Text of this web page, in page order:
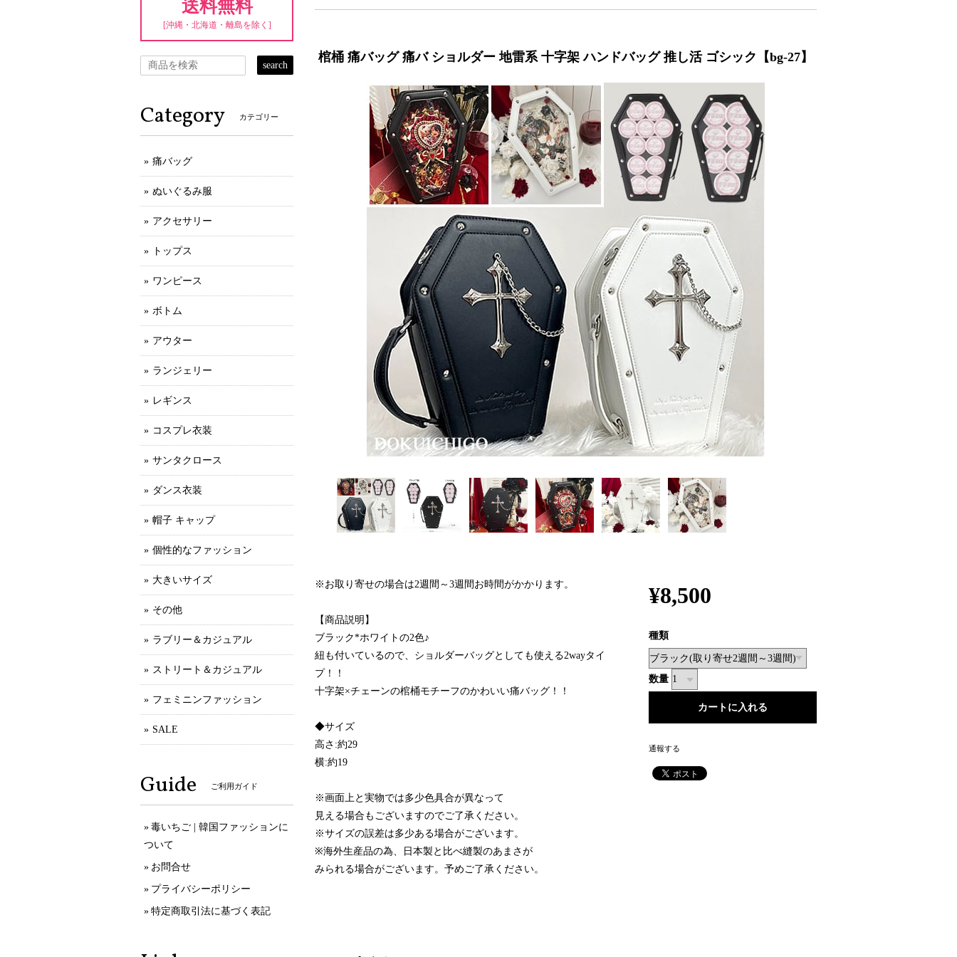
棺桶 痛バッグ 痛バ ショルダー 地雷系 十字架 ハンドバッグ 推し活 ゴシック【bg-27】
※お取り寄せの場合は2週間～3週間お時間がかかります。
【商品説明】
ブラック*ホワイトの2色♪
紐も付いているので、ショルダーバッグとしても使える2wayタイ
プ！！
十字架×チェーンの棺桶モチーフのかわいい痛バッグ！！
◆サイズ
高さ:約29
横:約19
※画面上と実物では多少色具合が異なって
見える場合もございますのでご了承ください。
※サイズの誤差は多少ある場合がございます。
※海外生産品の為、日本製と比べ縫製のあまさが
みられる場合がございます。予めご了承ください。
¥8,500
種類
数量
通報する
送料無料
[沖縄・北海道・離島を除く]
search
Category カテゴリー
痛バッグ
ぬいぐるみ服
アクセサリー
トップス
ワンピース
ボトム
アウター
ランジェリー
レギンス
コスプレ衣装
サンタクロース
ダンス衣装
帽子 キャップ
個性的なファッション
大きいサイズ
その他
ラブリー＆カジュアル
ストリート＆カジュアル
フェミニンファッション
SALE
Guide ご利用ガイド
毒いちご | 韓国ファッションに
ついて
お問合せ
プライバシーポリシー
特定商取引法に基づく表記